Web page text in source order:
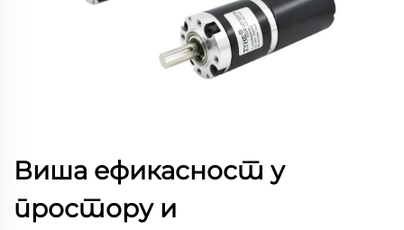
Виша ефикасност у
простору и